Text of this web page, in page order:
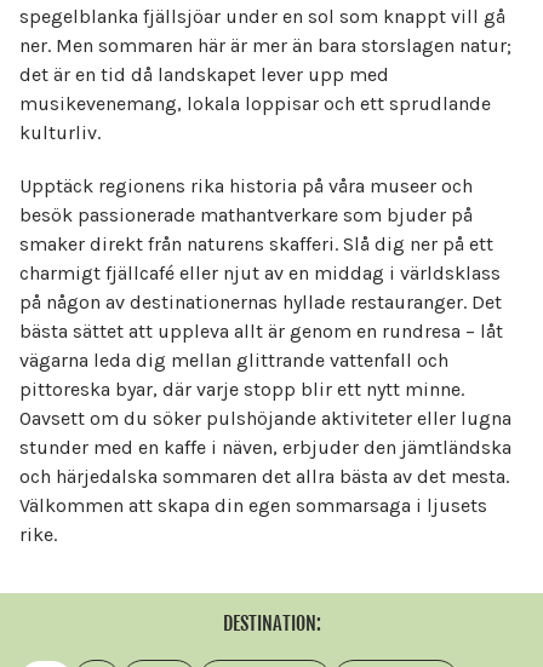
spegelblanka fjällsjöar under en sol som knappt vill gå
ner. Men sommaren här är mer än bara storslagen natur;
det är en tid då landskapet lever upp med
musikevenemang, lokala loppisar och ett sprudlande
kulturliv.
Upptäck regionens rika historia på våra museer och
besök passionerade mathantverkare som bjuder på
smaker direkt från naturens skafferi. Slå dig ner på ett
charmigt fjällcafé eller njut av en middag i världsklass
på någon av destinationernas hyllade restauranger. Det
bästa sättet att uppleva allt är genom en rundresa – låt
vägarna leda dig mellan glittrande vattenfall och
pittoreska byar, där varje stopp blir ett nytt minne.
Oavsett om du söker pulshöjande aktiviteter eller lugna
stunder med en kaffe i näven, erbjuder den jämtländska
och härjedalska sommaren det allra bästa av det mesta.
Välkommen att skapa din egen sommarsaga i ljusets
rike.
DESTINATION: